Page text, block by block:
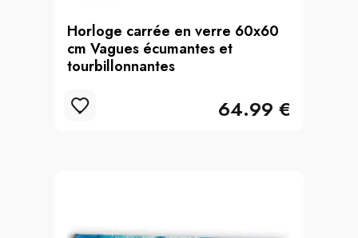
Horloge carrée en verre 60x60
cm Vagues écumantes et
tourbillonnantes
64.99 €